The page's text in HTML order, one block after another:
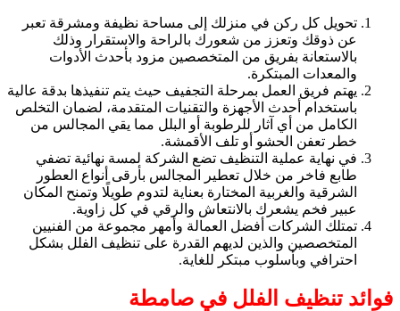
تحويل كل ركن في منزلك إلى مساحة نظيفة ومشرقة تعبر
عن ذوقك وتعزز من شعورك بالراحة والاستقرار وذلك
بالاستعانة بفريق من المتخصصين مزود بأحدث الأدوات
والمعدات المبتكرة.
يهتم فريق العمل بمرحلة التجفيف حيث يتم تنفيذها بدقة عالية
باستخدام أحدث الأجهزة والتقنيات المتقدمة، لضمان التخلص
الكامل من أي آثار للرطوبة أو البلل مما يقي المجالس من
خطر تعفن الحشو أو تلف الأقمشة.
في نهاية عملية التنظيف تضع الشركة لمسة نهائية تضفي
طابع فاخر من خلال تعطير المجالس بأرقى أنواع العطور
الشرقية والغربية المختارة بعناية لتدوم طويلًا وتمنح المكان
عبير فخم يشعرك بالانتعاش والرقي في كل زاوية.
تمتلك الشركات أفضل العمالة وأمهر مجموعة من الفنيين
المتخصصين والذين لديهم القدرة على تنظيف الفلل بشكل
احترافي وبأسلوب مبتكر للغاية.
فوائد تنظيف الفلل في صامطة